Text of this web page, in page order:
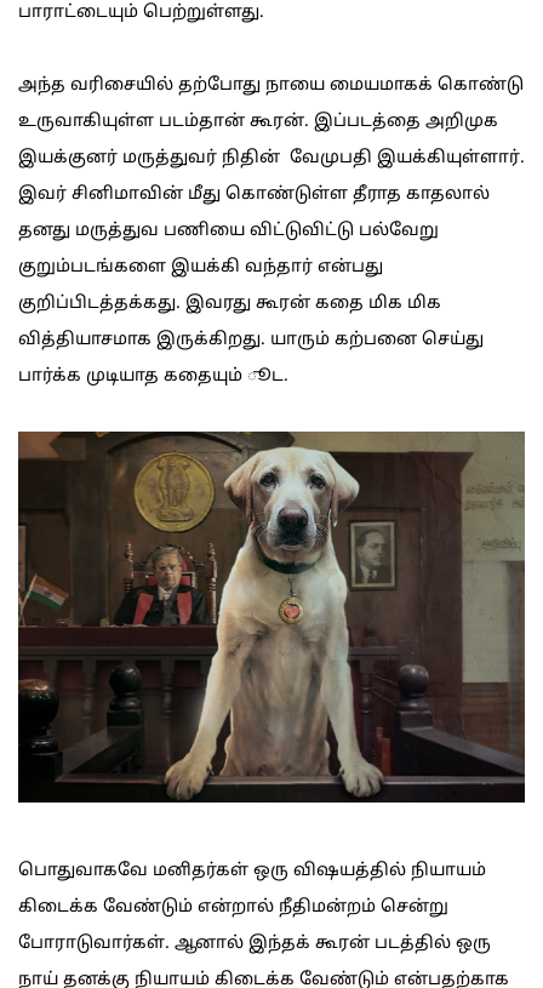
பாராட்டையும் பெற்றுள்ளது.
அந்த வரிசையில் தற்போது நாயை மையமாகக் கொண்டு
உருவாகியுள்ள படம்தான் கூரன். இப்படத்தை அறிமுக
இயக்குனர் மருத்துவர் நிதின் வேமுபதி இயக்கியுள்ளார்.
இவர் சினிமாவின் மீது கொண்டுள்ள தீராத காதலால்
தனது மருத்துவ பணியை விட்டுவிட்டு பல்வேறு
குறும்படங்களை இயக்கி வந்தார் என்பது
குறிப்பிடத்தக்கது. இவரது கூரன் கதை மிக மிக
வித்தியாசமாக இருக்கிறது. யாரும் கற்பனை செய்து
பார்க்க முடியாத கதையும் ூட.
பொதுவாகவே மனிதர்கள் ஒரு விஷயத்தில் நியாயம்
கிடைக்க வேண்டும் என்றால் நீதிமன்றம் சென்று
போராடுவார்கள். ஆனால் இந்தக் கூரன் படத்தில் ஒரு
நாய் தனக்கு நியாயம் கிடைக்க வேண்டும் என்பதற்காக